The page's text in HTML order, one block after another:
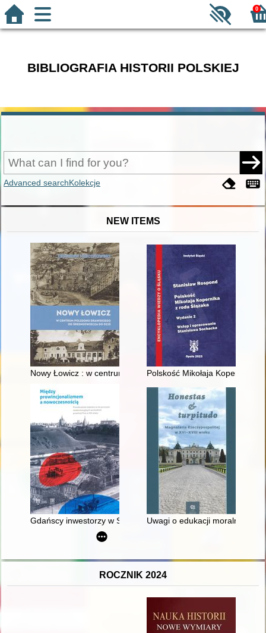
0
BIBLIOGRAFIA HISTORII POLSKIEJ
Advanced searchKolekcje
NEW ITEMS
Nowy Łowicz : w centrum poligonu drawskiego od
Polskość Mikołaja Kopernika z
Gdańscy inwestorzy w Sopocie : prestiż finansowy i
Uwagi o edukacji moralnej
ROCZNIK 2024